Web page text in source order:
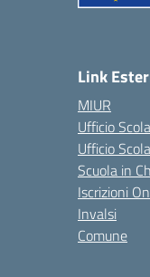
Link
MIUR
Ufficio
Ufficio
Scuola in
Iscrizioni
Invalsi
Comune